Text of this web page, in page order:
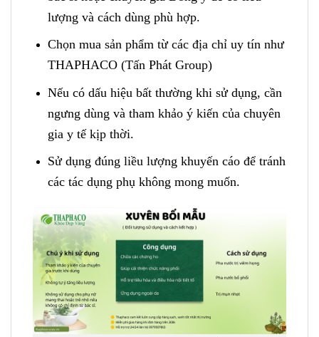
lượng và cách dùng phù hợp.
Chọn mua sản phẩm từ các địa chỉ uy tín như
THAPHACO (Tấn Phát Group)
Nếu có dấu hiệu bất thường khi sử dụng, cần
ngưng dùng và tham khảo ý kiến của chuyên
gia y tế kịp thời.
Sử dụng đúng liều lượng khuyến cáo để tránh
các tác dụng phụ không mong muốn.